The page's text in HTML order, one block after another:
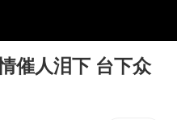
幕式
板块集体大跌
催人泪下 台下众